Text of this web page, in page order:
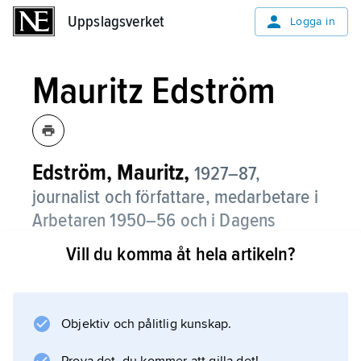
Uppslagsverket Logga in
Mauritz Edström
Edström, Mauritz, 1927–87,
journalist och författare, medarbetare i
Arbetaren 1950–56 och i Dagens
Nyheter från 1956.
mediefrågor. Hans främsta kritikerinsats är
Vill du komma åt hela artikeln?
Objektiv och pålitlig kunskap.